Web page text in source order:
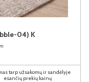
04) K
tarp užsakomų ir sandėlyje
esančių prekių kainų